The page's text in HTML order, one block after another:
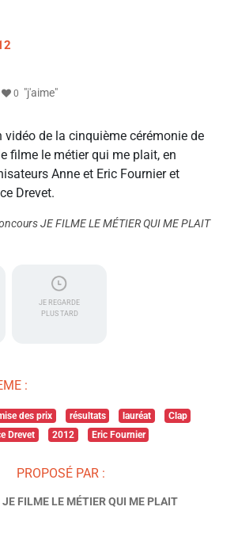
0 "j'aime"
vidéo de la cinquième cérémonie de
filme le métier qui me plait, en
Anne et Eric Fournier et
Drevet.
JE FILME LE MÉTIER QUI ME PLAIT
JE REGARDE
PLUS TARD
:
des prix résultats lauréat
Clap
Drevet
2012 Eric Fournier
PROPOSÉ PAR :
FILME LE MÉTIER QUI ME PLAIT